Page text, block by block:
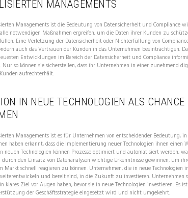
MANAGEMENTS
Managements ist die Bedeutung von Datensicherheit und Compliance
alle notwendigen Maßnahmen ergreifen, um die Daten ihrer Kunden zu
Eine Verletzung der Datensicherheit oder Nichterfüllung von
auch das Vertrauen der Kunden in das Unternehmen beeinträchtigen.
Entwicklungen im Bereich der Datensicherheit und Compliance
so können sie sicherstellen, dass ihr Unternehmen in einer zunehmend
aufrechterhält.
IN NEUE TECHNOLOGIEN ALS CHANCE
Managements ist es für Unternehmen von entscheidender Bedeutung,
haben erkannt, dass die Implementierung neuer Technologien ihnen einen
neuen Technologien können Prozesse optimiert und automatisiert werden,
den Einsatz von Datenanalysen wichtige Erkenntnisse gewinnen, um
Markt schnell reagieren zu können. Unternehmen, die in neue Technologien
und bereit sind, in die Zukunft zu investieren. Unternehmen
klares Ziel vor Augen haben, bevor sie in neue Technologien investieren. Es
der Geschäftsstrategie eingesetzt wird und nicht umgekehrt.